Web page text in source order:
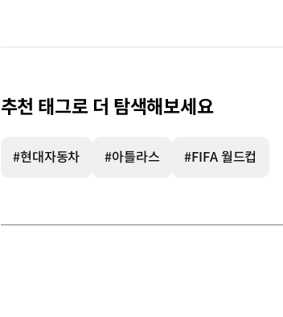
추천 태그로 더 탐색해보세요
#현대자동차 #아틀라스 #FIFA 월드컵